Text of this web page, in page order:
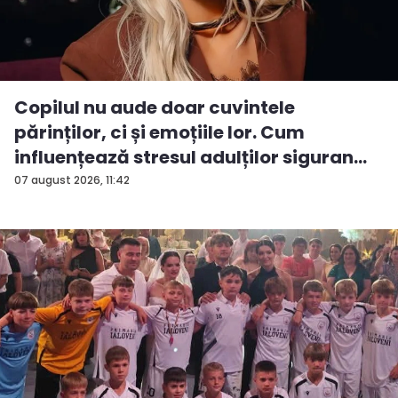
07 august 2026, 11:42
Copilul nu aude doar cuvintele
părinților, ci și emoțiile lor. Cum
influențează stresul adulților siguran...